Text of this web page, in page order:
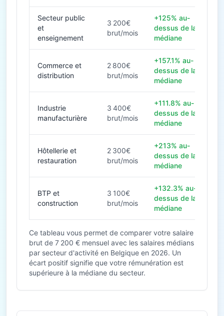
Secteur public
et
enseignement
3 200€
brut/mois
+125% au-
dessus de la
médiane
Commerce et
distribution
2 800€
brut/mois
+157.1% au-
dessus de la
médiane
Industrie
manufacturière
3 400€
brut/mois
+111.8% au-
dessus de la
médiane
Hôtellerie et
restauration
2 300€
brut/mois
+213% au-
dessus de la
médiane
BTP et
construction
3 100€
brut/mois
+132.3% au-
dessus de la
médiane
Ce tableau vous permet de comparer votre salaire
brut de 7 200 € mensuel avec les salaires médians
par secteur d'activité en Belgique en 2026. Un
écart positif signifie que votre rémunération est
supérieure à la médiane du secteur.